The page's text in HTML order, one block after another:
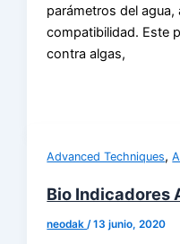
parámetros del
compatibilidad. Este
contra algas,
Advanced Techniques,
Bio Indicadores
neodak/13 junio, 2020